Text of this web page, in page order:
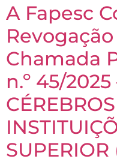
A Fapesc
Chamada
n.º 45/
SUPERIOR